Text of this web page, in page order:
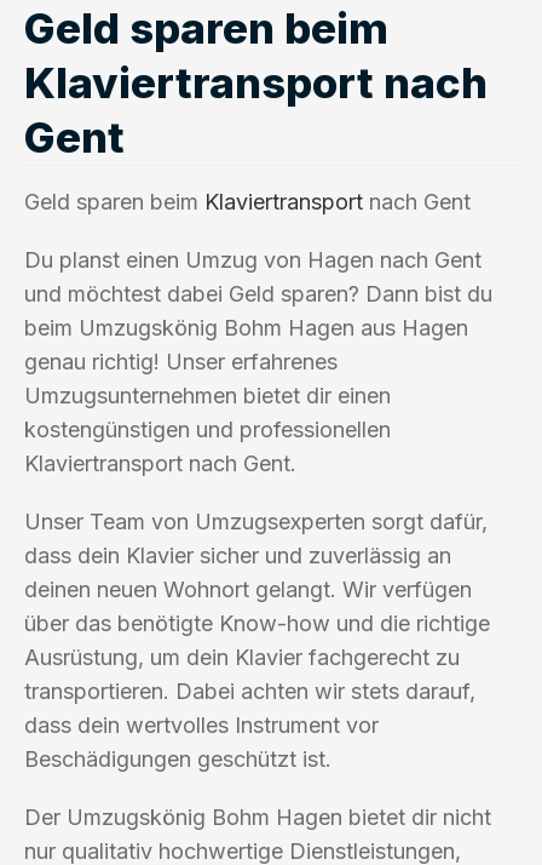
Geld sparen beim
Klaviertransport nach
Gent
Geld sparen beim Klaviertransport nach Gent
Du planst einen Umzug von Hagen nach Gent
und möchtest dabei Geld sparen? Dann bist du
beim Umzugskönig Bohm Hagen aus Hagen
genau richtig! Unser erfahrenes
Umzugsunternehmen bietet dir einen
kostengünstigen und professionellen
Klaviertransport nach Gent.
Unser Team von Umzugsexperten sorgt dafür,
dass dein Klavier sicher und zuverlässig an
deinen neuen Wohnort gelangt. Wir verfügen
über das benötigte Know-how und die richtige
Ausrüstung, um dein Klavier fachgerecht zu
transportieren. Dabei achten wir stets darauf,
dass dein wertvolles Instrument vor
Beschädigungen geschützt ist.
Der Umzugskönig Bohm Hagen bietet dir nicht
nur qualitativ hochwertige Dienstleistungen,